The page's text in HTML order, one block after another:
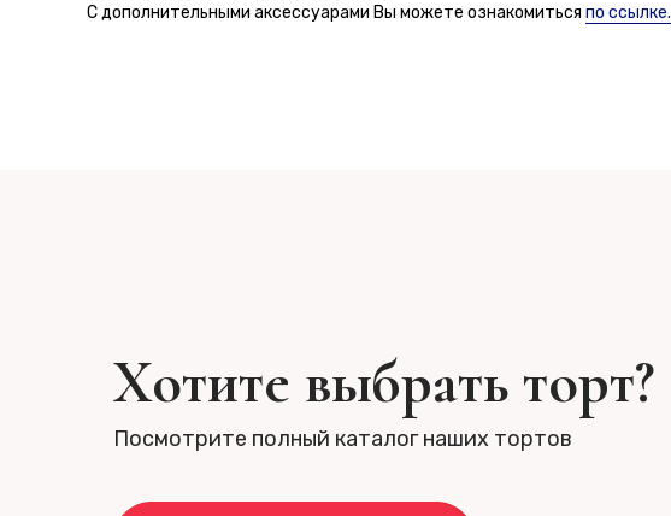
С дополнительными аксессуарами Вы можете ознакомиться по ссылке.
Хотите выбрать торт?
Посмотрите полный каталог наших тортов